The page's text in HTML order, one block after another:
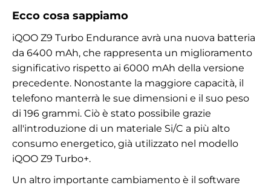
Ecco cosa sappiamo
iQOO Z9 Turbo Endurance avrà una nuova batteria
da 6400 mAh, che rappresenta un miglioramento
significativo rispetto ai 6000 mAh della versione
precedente. Nonostante la maggiore capacità, il
telefono manterrà le sue dimensioni e il suo peso
di 196 grammi. Ciò è stato possibile grazie
all'introduzione di un materiale Si/C a più alto
consumo energetico, già utilizzato nel modello
iQOO Z9 Turbo+.
Un altro importante cambiamento è il software